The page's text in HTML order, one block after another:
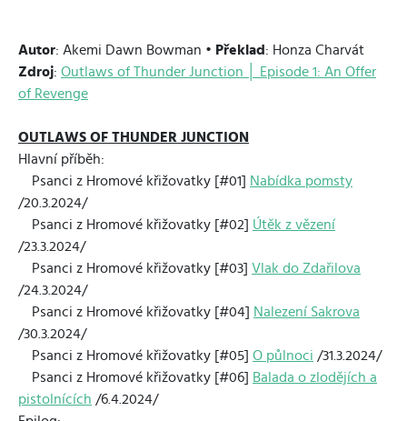
Autor: Akemi Dawn Bowman • Překlad : Honza Charvát
Zdroj: Outlaws of Thunder Junction │ Episode 1: An Offer
of Revenge
OUTLAWS OF THUNDER JUNCTION
Hlavní příběh:
Psanci z Hromové křižovatky [#01] Nabídka pomsty
/20.3.2024/
Psanci z Hromové křižovatky [#02] Útěk z vězení
/23.3.2024/
Psanci z Hromové křižovatky [#03] Vlak do Zdařilova
/24.3.2024/
Psanci z Hromové křižovatky [#04] Nalezení Sakrova
/30.3.2024/
Psanci z Hromové křižovatky [#05] O půlnoci /31.3.2024/
Psanci z Hromové křižovatky [#06] Balada o zlodějích a
pistolnících /6.4.2024/